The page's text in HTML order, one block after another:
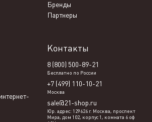
Бренды
Партнеры
Контакты
8 (800) 500-89-21
Бесплатно по России
+7 (499) 110-10-21
Москва
sale@21-shop.ru
Юр. адрес: 129626 г. Москва, проспект
Мира, дом 102, корпус 1, комната 6 оф